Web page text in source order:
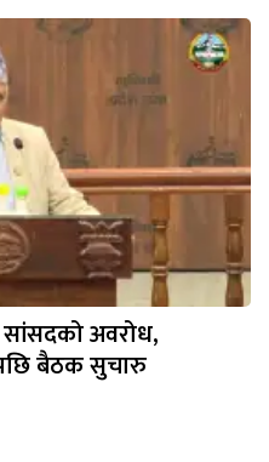
सांसदको अवरोध,
बैठक सुचारु